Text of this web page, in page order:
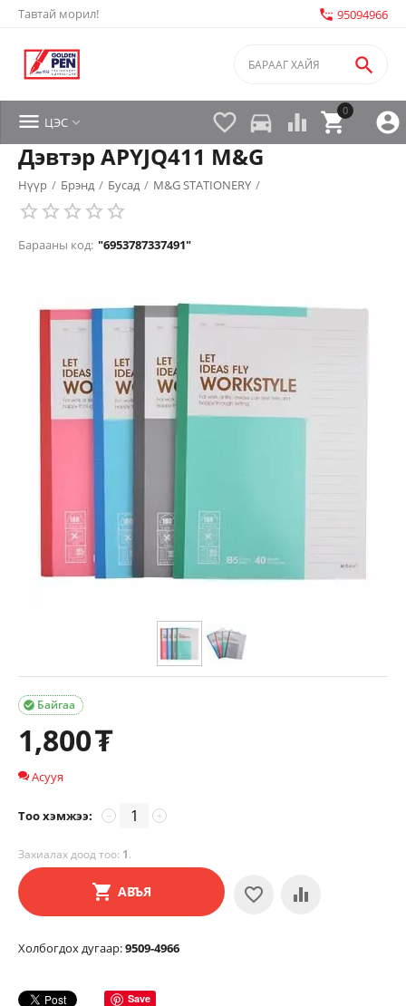
Тавтай морил! settings_phone 95094966


0

 directions_car 
 ЦЭС 
Дэвтэр APYJQ411 M&G
Нүүр / Брэнд / Бусад / M&G STATIONERY /
Барааны код: "6953787337491"
Байгаа

1,800₮
Асууя
Тоо хэмжээ: +
−
Захиалах доод тоо: 1.
АВЪЯ
Холбогдох дугаар:9509-4966
Save